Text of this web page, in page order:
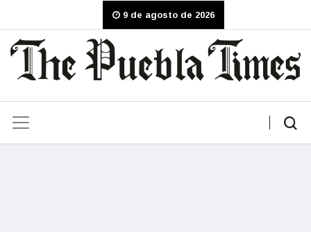
9 de agosto de 2026